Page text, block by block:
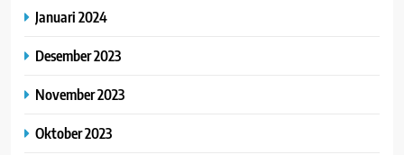
Januari 2024
Desember 2023
November 2023
Oktober 2023